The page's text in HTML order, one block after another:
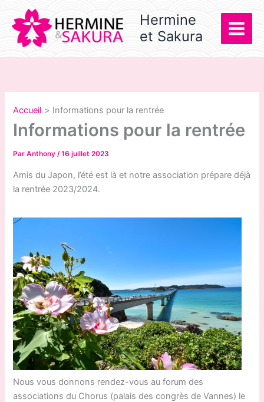
contenu
Hermine
et Sakura
Accueil Informations pour la rentrée
Informations pour la rentrée
ParAnthony/16 juillet 2023
Amis du Japon, l’été est là et notre association prépare déjà
la rentrée 2023/2024.
Nous vous donnons rendez-vous au forum des
associations du Chorus (palais des congrès de Vannes) le